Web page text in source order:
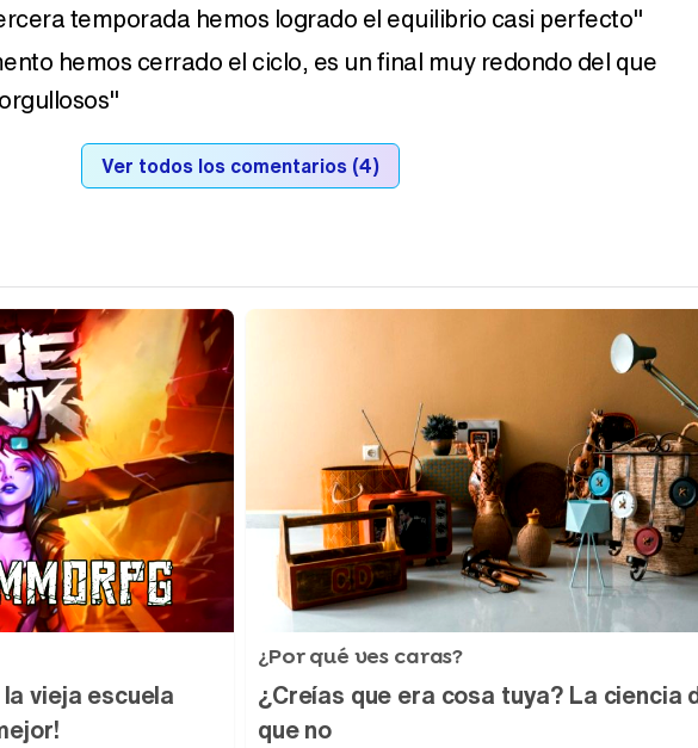
temporada hemos logrado el equilibrio casi perfecto"
hemos cerrado el ciclo, es un final muy redondo del que
Ver todos los comentarios (4)
vieja escuela
¿Por qué ves caras?
¿Creías que era cosa tuya? La ciencia
que no